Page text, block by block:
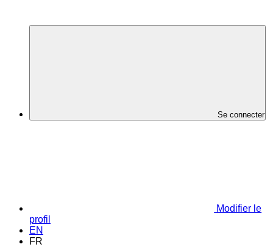
Se connecter
Modifier le
profil
EN
FR